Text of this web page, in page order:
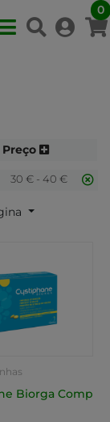
0
Preço
30 € - 40 €
Biorga Comp